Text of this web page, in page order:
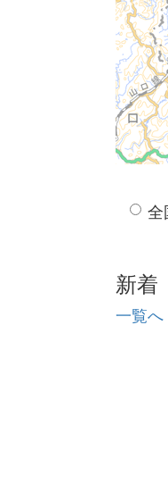
全
新着
一覧へ